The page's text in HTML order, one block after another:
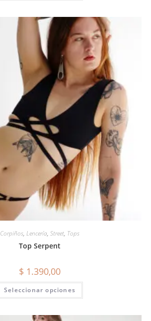
Corpiños, Lencería, Street, Tops
Top Serpent
$ 1.390,00
Seleccionar opciones